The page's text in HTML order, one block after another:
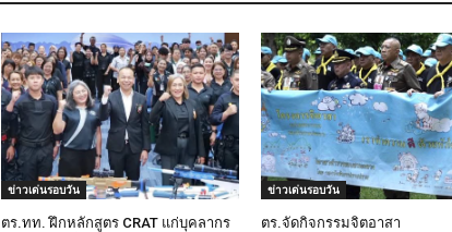
ข่าวเด่นรอบวัน
ตร.ทท. ฝึกหลักสูตร CRAT แก่บุคลากร
ข่าวเด่นรอบวัน
ตร.จัดกิจกรรมจิตอาสา